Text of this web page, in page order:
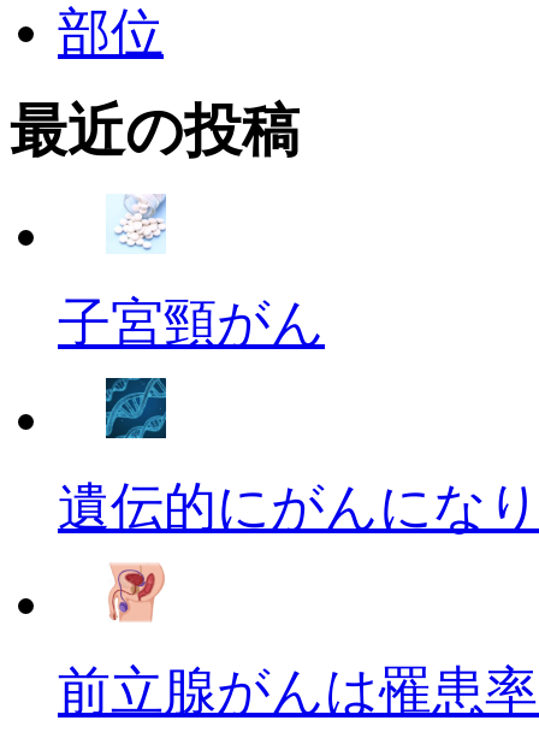
部位
最近の投稿
子宮頸がん
遺伝的にがんにな
前立腺がんは罹患